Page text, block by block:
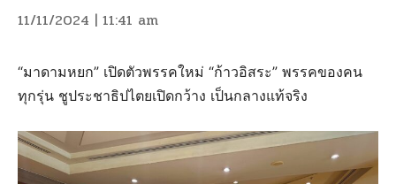
11/11/2024 | 11:41 am
“มาดามหยก” เปิดตัวพรรคใหม่ “ก้าวอิสระ” พรรคของคน
ทุกรุ่น ชูประชาธิปไตยเปิดกว้าง เป็นกลางแท้จริง